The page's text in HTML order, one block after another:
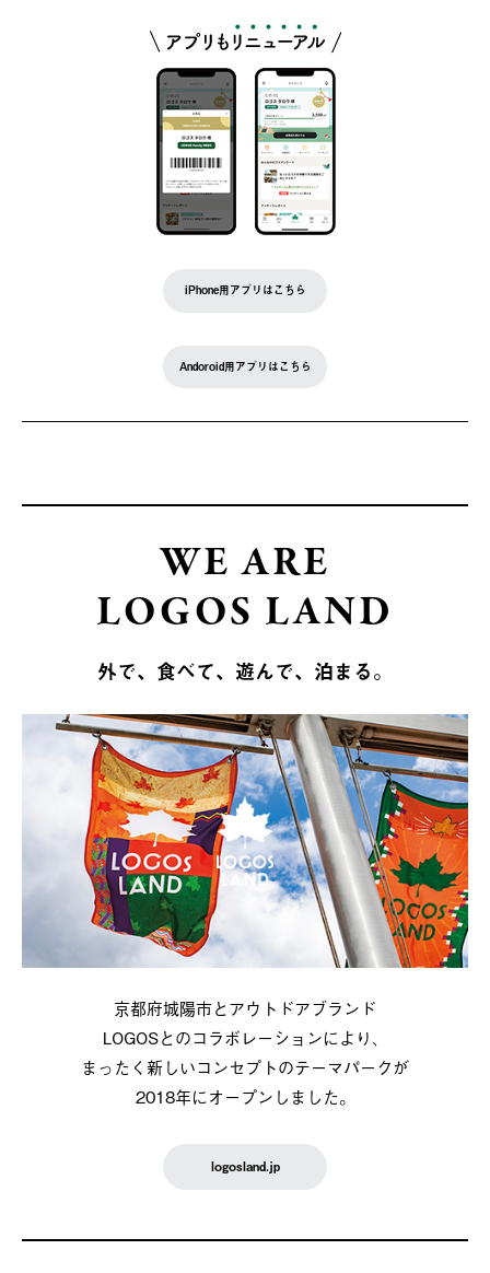
iPhone用アプリはこちら
Andoroid用アプリはこちら
WE ARE
LOGOS LAND
外で、食べて、遊んで、泊まる。
京都府城陽市とアウトドアブランド
LOGOSとのコラボレーションにより、
まったく新しいコンセプトのテーマパークが
2018年にオープンしました。
logosland.jp